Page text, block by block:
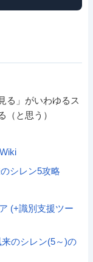
る」がいわゆるス
（と思う）
シレン5攻略
(+識別支援ツー
のシレン(5～)の